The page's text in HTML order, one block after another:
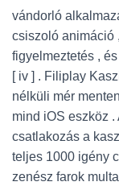
vándorló
csiszoló animáció
figyelmeztetés ,
[ iv ] . Filiplay
nélküli mér
mind iOS eszköz
csatlakozás a
teljes 1000 igény
zenész farok